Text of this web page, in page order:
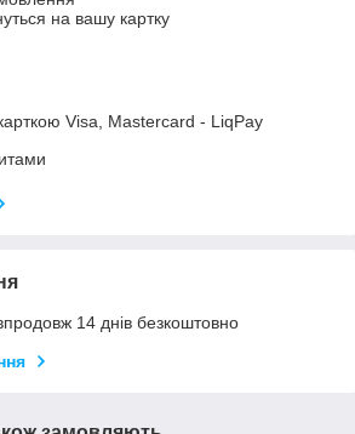
на вашу картку
Visa, Mastercard - LiqPay
14 днів безкоштовно